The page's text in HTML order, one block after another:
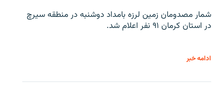
شمار مصدومان زمین لرزه بامداد دوشنبه در منطقه سیرچ
در استان کرمان ۹۱ نفر اعلام شد.
ادامه خبر